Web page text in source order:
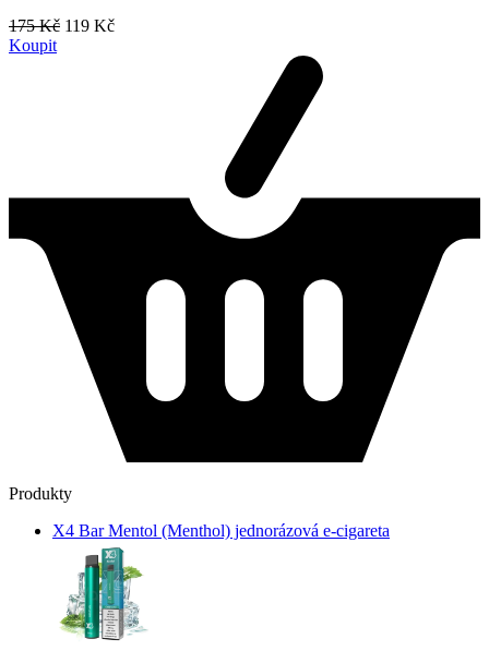
175 Kč 119 Kč
Koupit
Produkty
X4 Bar Mentol (Menthol) jednorázová e-cigareta